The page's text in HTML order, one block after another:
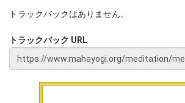
トラックバックはありません。
トラックバック URL